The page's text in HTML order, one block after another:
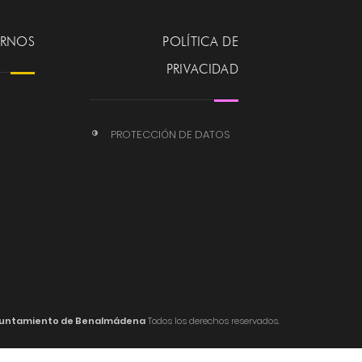
POLÍTICA DE
PRIVACIDAD
PROTECCIÓN DE DATOS
de BenalmádenaTodos los derechos reservados.